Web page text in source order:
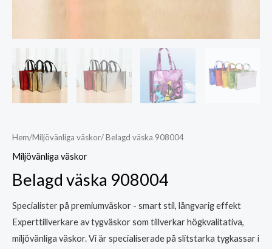
Hem/Miljövänliga väskor/ Belagd väska 908004
Miljövänliga väskor
Belagd väska 908004
Specialister på premiumväskor - smart stil, långvarig effekt
Experttillverkare av tygväskor som tillverkar högkvalitativa,
miljövänliga väskor. Vi är specialiserade på slitstarka tygkassar i